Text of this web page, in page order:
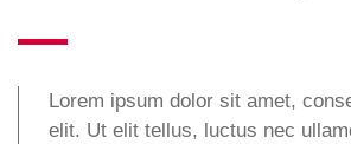
Lorem ipsum dolor sit amet,
elit. Ut elit tellus, luctus nec